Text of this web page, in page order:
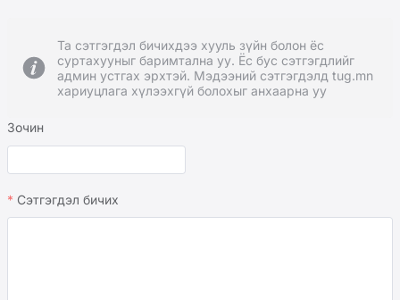
Та сэтгэгдэл бичихдээ хууль зүйн болон ёс
суртахууныг баримтална уу. Ёс бус сэтгэгдлийг
админ устгах эрхтэй. Мэдээний сэтгэгдэлд tug.mn
хариуцлага хүлээхгүй болохыг анхаарна уу
Зочин
Сэтгэгдэл бичих